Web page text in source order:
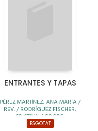
ENTRANTES Y TAPAS
PÉREZ MARTÍNEZ, ANA MARÍA /
REV. / RODRÍGUEZ FISCHER,
CRISTINA / COORD.
ESGOTAT